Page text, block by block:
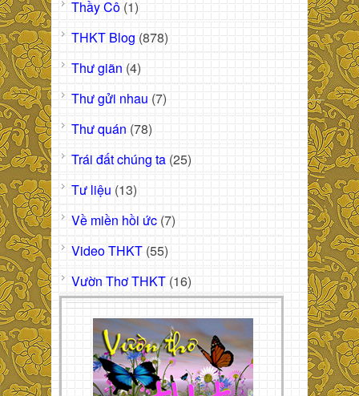
Thầy Cô (1)
THKT Blog (878)
Thư giãn (4)
Thư gửi nhau (7)
Thư quán (78)
Trái đất chúng ta (25)
Tư liệu (13)
Về miền hồi ức (7)
Video THKT (55)
Vườn Thơ THKT (16)